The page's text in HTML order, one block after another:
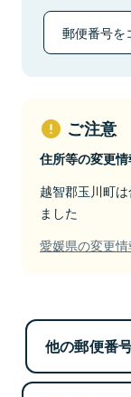
郵便番号を
ご注意
住所等の変更情
越智郡玉川町
ました
愛媛県の変更
他の郵便番